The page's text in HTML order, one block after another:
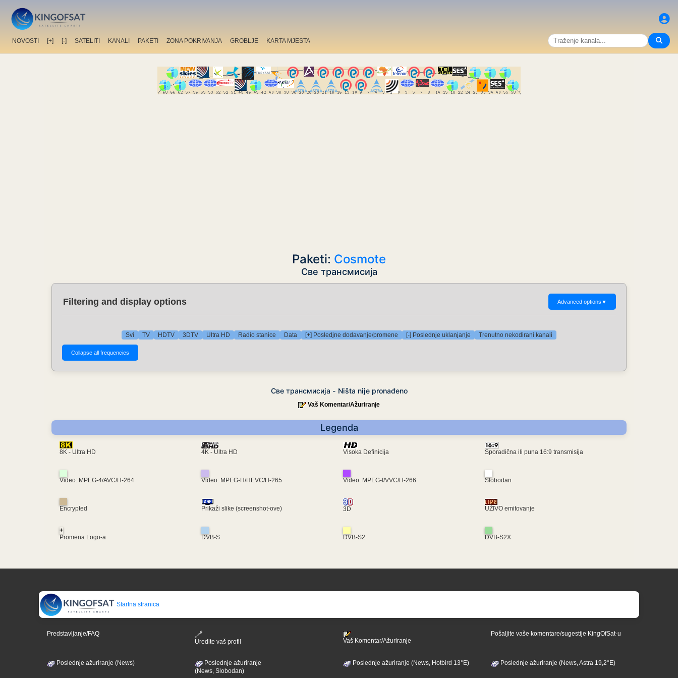
NOVOSTI [+] [-] SATELITI KANALI PAKETI ZONA POKRIVANJA GROBLJE KARTA MJESTA
Paketi: Cosmote
Све трансмисија
Filtering and display options Advanced options ▼
Svi TV HDTV 3DTV Ultra HD Radio stanice Data [+] Posledjne dodavanje/promene [-] Poslednje uklanjanje Trenutno nekodirani kanali
Све трансмисија - Ništa nije pronađeno
Vaš Komentar/Ažuriranje
Legenda
8K - Ultra HD 4K - Ultra HD Visoka Definicija Sporadična ili puna 16:9 transmisija
Video: MPEG-4/AVC/H-264 Video: MPEG-H/HEVC/H-265 Video: MPEG-I/VVC/H-266 Slobodan
Encrypted Prikaži slike (screenshot-ove) 3D UŽIVO emitovanje
+
Promena Logo-a
DVB-S DVB-S2 DVB-S2X
Startna stranica
Predstavljanje/FAQ
Uredite vaš profil
Vaš Komentar/Ažuriranje
Pošaljite vaše komentare/sugestije KingOfSat-u
Poslednje ažuriranje (News)
Poslednje ažuriranje
(News, Slobodan)
Poslednje ažuriranje (News, Hotbird 13°E) Poslednje ažuriranje (News, Astra 19,2°E)